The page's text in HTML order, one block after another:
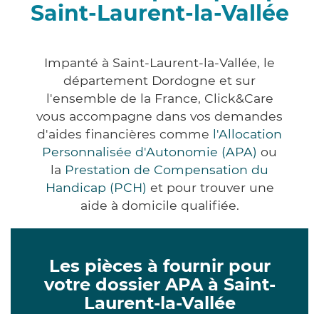
Saint-Laurent-la-Vallée
Impanté à Saint-Laurent-la-Vallée, le
département Dordogne et sur
l'ensemble de la France, Click&Care
vous accompagne dans vos demandes
d'aides financières comme l'Allocation
Personnalisée d'Autonomie (APA) ou
la Prestation de Compensation du
Handicap (PCH) et pour trouver une
aide à domicile qualifiée.
Les pièces à fournir pour
votre dossier APA à Saint-
Laurent-la-Vallée